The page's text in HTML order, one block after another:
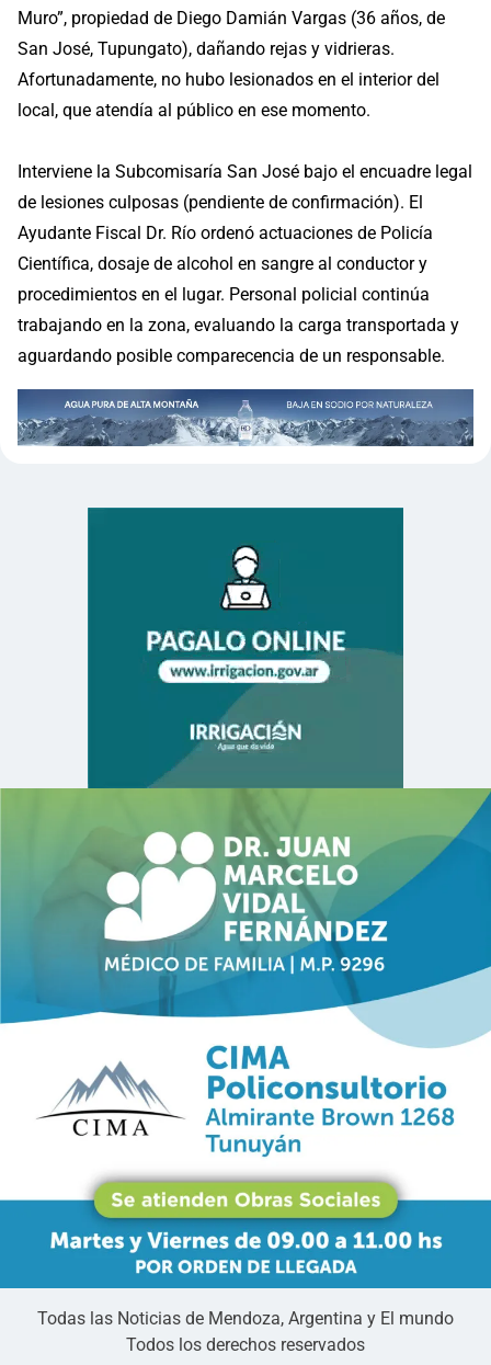
Muro”, propiedad de Diego Damián Vargas (36 años, de
San José, Tupungato), dañando rejas y vidrieras.
Afortunadamente, no hubo lesionados en el interior del
local, que atendía al público en ese momento.
Interviene la Subcomisaría San José bajo el encuadre legal
de lesiones culposas (pendiente de confirmación). El
Ayudante Fiscal Dr. Río ordenó actuaciones de Policía
Científica, dosaje de alcohol en sangre al conductor y
procedimientos en el lugar. Personal policial continúa
trabajando en la zona, evaluando la carga transportada y
aguardando posible comparecencia de un responsable.
Todas las Noticias de Mendoza, Argentina y El mundo
Todos los derechos reservados